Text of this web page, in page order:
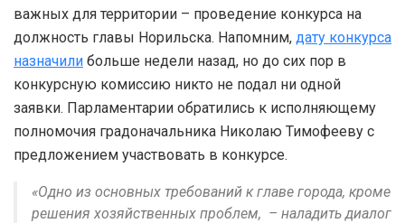
важных для территории – проведение конкурса на
должность главы Норильска. Напомним, дату конкурса
назначили больше недели назад, но до сих пор в
конкурсную комиссию никто не подал ни одной
заявки. Парламентарии обратились к исполняющему
полномочия градоначальника Николаю Тимофееву с
предложением участвовать в конкурсе.
«Одно из основных требований к главе города, кроме
решения хозяйственных проблем, – наладить диалог